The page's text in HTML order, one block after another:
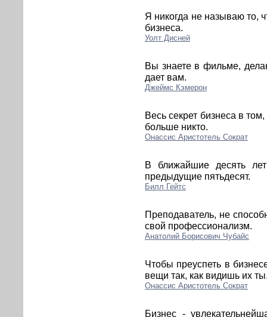
Я никогда не называю то,
бизнеса.
Уолт Дисней
Вы знаете в фильме,
дает вам.
Джеймс Кэмерон
Весь секрет бизнеса в
больше никто.
Онассис Аристотель Сократ
В ближайшие десять
предыдущие пятьдесят.
Билл Гейтс
Преподаватель, не
свой профессионализм.
Анатолий Борисович Чубайс
Чтобы преуспеть в
вещи так, как видишь их
Онассис Аристотель Сократ
Бизнес -